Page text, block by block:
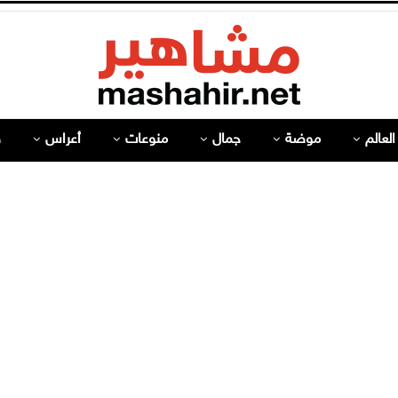
موضة جمال منوعات أعراس